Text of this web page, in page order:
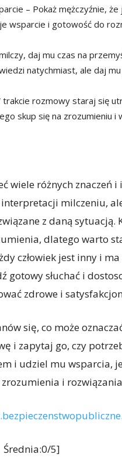
– Pokaż mężczyźnie,
wsparcie i gotowość do
daj mu czas na
natychmiast, ale daj
rozmowy staraj się
skup się na zrozumieniu i
wiele różnych znaczeń
milczeniu,
z daną
dlatego warto
człowiek jest inny i
gotowy słuchać i
zdrowe i
się, co może
i zapytaj go, czy
i udziel mu wsparcia,
i
5]